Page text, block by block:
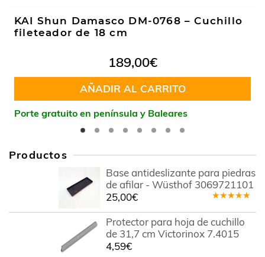
KAI Shun Damasco DM-0768 – Cuchillo
fileteador de 18 cm
189,00€
AÑADIR AL CARRITO
Porte gratuito en península y Baleares
Productos
Base antideslizante para piedras
de afilar - Wüsthof 3069721101
en4.78
de 5
25,00€
Protector para hoja de cuchillo
de 31,7 cm Victorinox 7.4015
4,59€